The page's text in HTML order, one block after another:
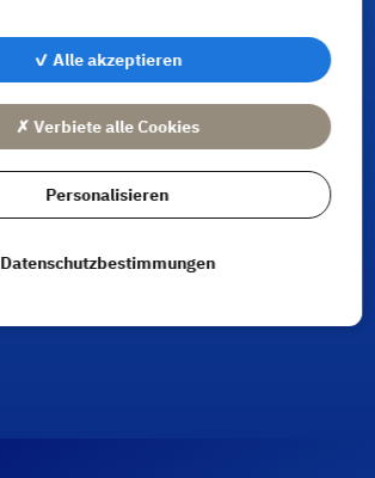
✓ Alle akzeptieren
✗ Verbiete alle Cookies
Personalisieren
Datenschutzbestimmungen